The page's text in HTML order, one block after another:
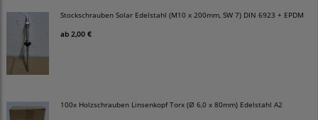
Stockschrauben Solar Edelstahl (M10 x 200mm, SW 7) DIN 6923 + EPDM
ab 2,00 €
100x Holzschrauben Linsenkopf Torx (Ø 6,0 x 80mm) Edelstahl A2